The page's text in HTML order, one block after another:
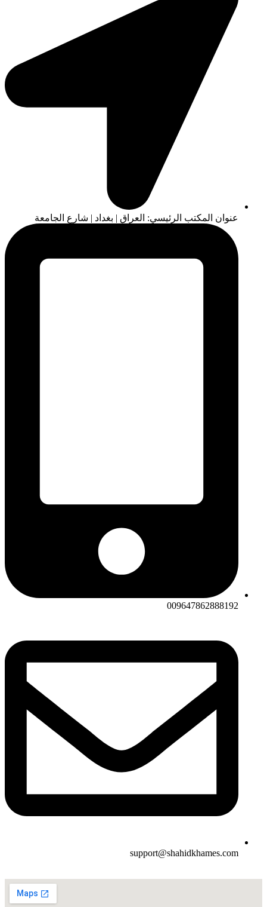
عنوان المكتب الرئيسي: العراق | بغداد | شارع الجامعة
009647862888192
support@shahidkhames.com